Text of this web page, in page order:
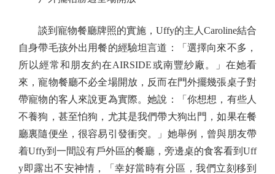
談到寵物餐廳牌照的實施，Uffy的主人Caroline結合
自身帶毛孩外出用餐的經驗坦言道：「選擇向來不多，
所以經常和朋友約在AIRSIDE或南豐紗廠。」在她看
來，寵物餐廳不必全場開放，反而在門外擺幾張桌子對
帶寵物的客人來說更為實際。她說：「你想想，有些人
不養狗，甚至怕狗，尤其是我們帶大狗出門，如果在餐
廳裏隨便坐，很容易引發衝突。」她舉例，曾與朋友帶
着Uffy到一間設有戶外區的餐廳，旁邊桌的食客看到Uff
y即露出不安神情，「幸好當時有分區，我們立刻移到